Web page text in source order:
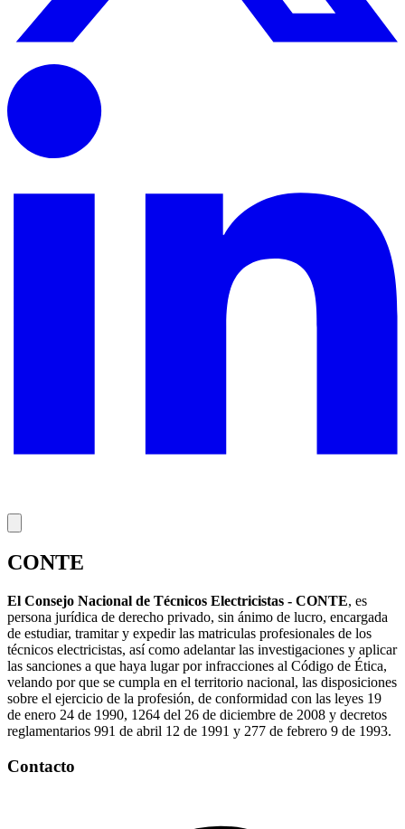
CONTE
El Consejo Nacional de Técnicos Electricistas - CONTE, es
persona jurídica de derecho privado, sin ánimo de lucro, encargada
de estudiar, tramitar y expedir las matriculas profesionales de los
técnicos electricistas, así como adelantar las investigaciones y aplicar
las sanciones a que haya lugar por infracciones al Código de Ética,
velando por que se cumpla en el territorio nacional, las disposiciones
sobre el ejercicio de la profesión, de conformidad con las leyes 19
de enero 24 de 1990, 1264 del 26 de diciembre de 2008 y decretos
reglamentarios 991 de abril 12 de 1991 y 277 de febrero 9 de 1993.
Contacto